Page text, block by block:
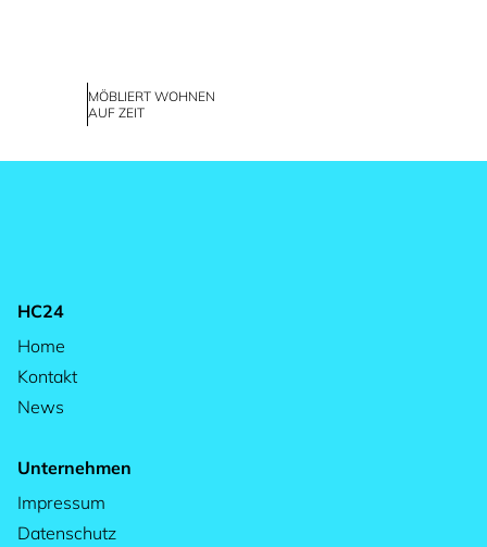
MÖBLIERT WOHNEN
AUF ZEIT
HC24
Home
Kontakt
News
Unternehmen
Impressum
Datenschutz